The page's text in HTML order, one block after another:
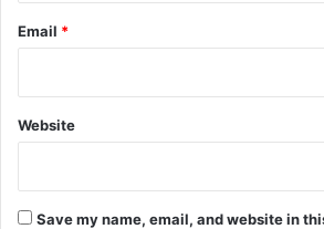
Email *
Website
Save my name, email, and website in